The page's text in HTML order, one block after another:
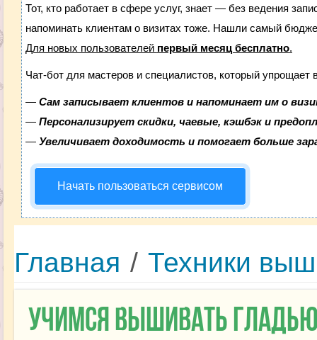
Тот, кто работает в сфере услуг, знает — без ведения
напоминать клиентам о визитах тоже. Нашли самый
Для новых пользователей первый месяц бесплатно.
Чат-бот для мастеров и специалистов, который упрощает
— Сам записывает клиентов и напоминает им о
— Персонализирует скидки, чаевые, кэшбэк и
— Увеличивает доходимость и помогает больше
Начать пользоваться сервисом
Главная / Техники
Учимся вышивать